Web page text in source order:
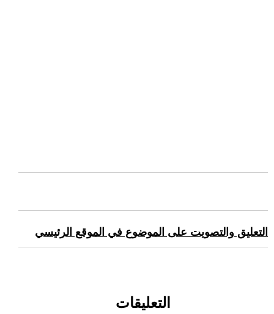
التعليق والتصويت على الموضوع في الموقع الرئيسي
التعليقات